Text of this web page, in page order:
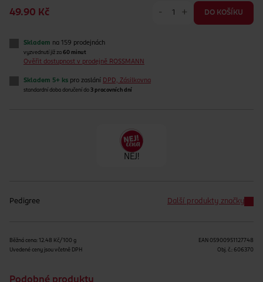
49.90 Kč - + DO KOŠÍKU
Skladem na 159 prodejnách
vyzvednutí již za 60 minut
Ověřit dostupnost v prodejně ROSSMANN
Skladem 5+ ks pro zaslání DPD, Zásilkovna
standardní doba doručení do 3 pracovních dní
NEJ!
Pedigree Další produkty značky
Běžná cena: 12.48 Kč/100 g
Uvedené ceny jsou včetně DPH
EAN 05900951127748
Obj. č.: 606370